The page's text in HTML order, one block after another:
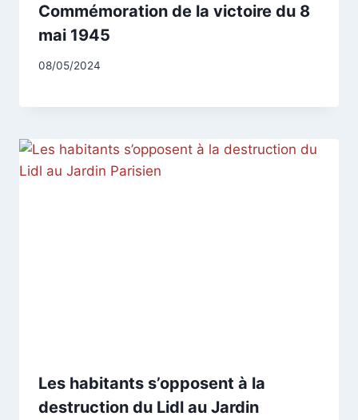
Commémoration de la victoire du 8
mai 1945
Par
08/05/2024
Les habitants s’opposent à la
destruction du Lidl au Jardin